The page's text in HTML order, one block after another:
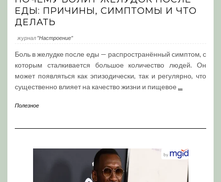
ЕДЫ: ПРИЧИНЫ, СИМПТОМЫ И ЧТО
ДЕЛАТЬ
журнал "Настроение"
Боль в желудке после еды — распространённый симптом, с
которым сталкивается большое количество людей. Он
может появляться как эпизодически, так и регулярно, что
существенно влияет на качество жизни и пищевое ...
Полезное